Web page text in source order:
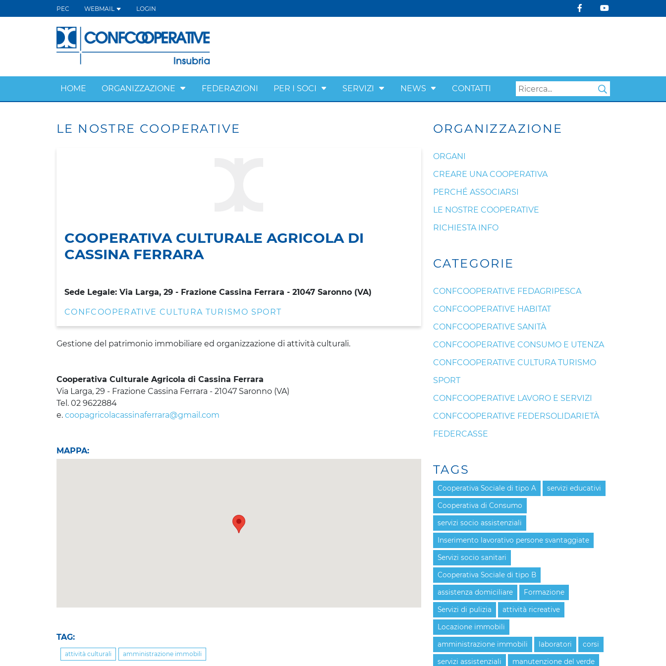
PEC WEBMAIL LOGIN
HOME ORGANIZZAZIONE FEDERAZIONI PER I SOCI SERVIZI NEWS CONTATTI
LE NOSTRE COOPERATIVE
COOPERATIVA CULTURALE AGRICOLA DI
CASSINA FERRARA
Sede Legale: Via Larga, 29 - Frazione Cassina Ferrara - 21047 Saronno (VA)
CONFCOOPERATIVE CULTURA TURISMO SPORT
Gestione del patrimonio immobiliare ed organizzazione di attività culturali.
Cooperativa Culturale Agricola di Cassina Ferrara
Via Larga, 29 - Frazione Cassina Ferrara - 21047 Saronno (VA)
Tel. 02 9622884
e. coopagricolacassinaferrara@gmail.com
MAPPA:
TAG:
attività culturali amministrazione immobili
ORGANIZZAZIONE
ORGANI
CREARE UNA COOPERATIVA
PERCHÉ ASSOCIARSI
LE NOSTRE COOPERATIVE
RICHIESTA INFO
CATEGORIE
CONFCOOPERATIVE FEDAGRIPESCA
CONFCOOPERATIVE HABITAT
CONFCOOPERATIVE SANITÀ
CONFCOOPERATIVE CONSUMO E UTENZA
CONFCOOPERATIVE CULTURA TURISMO
SPORT
CONFCOOPERATIVE LAVORO E SERVIZI
CONFCOOPERATIVE FEDERSOLIDARIETÀ
FEDERCASSE
TAGS
Cooperativa Sociale di tipo A servizi educativi
Cooperativa di Consumo
servizi socio assistenziali
Inserimento lavorativo persone svantaggiate
Servizi socio sanitari
Cooperativa Sociale di tipo B
assistenza domiciliare Formazione
Servizi di pulizia attività ricreative
Locazione immobili
amministrazione immobili laboratori corsi
servizi assistenziali manutenzione del verde